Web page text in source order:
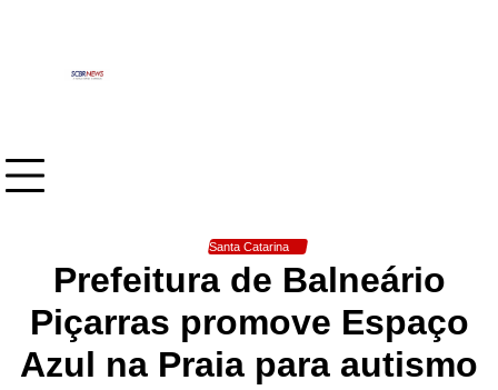
Santa Catarina
Prefeitura de Balneário
Piçarras promove Espaço
Azul na Praia para autismo